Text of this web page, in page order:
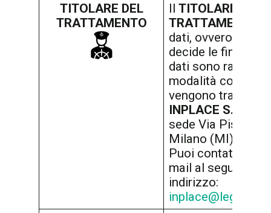
TITOLARE DEL
TRATTAMENTO
Il TITOLARE DEL
TRATTAMENTO
dati, ovvero colui
decide le finalità
dati sono raccolti
modalità con cui
vengono trattati, è
INPLACE S.R.L.
sede Via Pisoni
Milano (MI).
Puoi contattarci
mail al seguente
indirizzo: